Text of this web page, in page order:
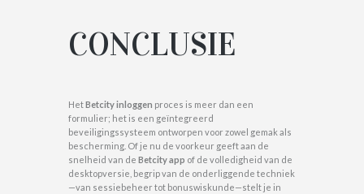
CONCLUSIE
HetBetcity inloggen proces is meer dan een
formulier; het is een geïntegreerd
beveiligingssysteem ontworpen voor zowel gemak als
bescherming. Of je nu de voorkeur geeft aan de
snelheid van de Betcity app of de volledigheid van de
desktopversie, begrip van de onderliggende techniek
—van sessiebeheer tot bonuswiskunde—stelt je in